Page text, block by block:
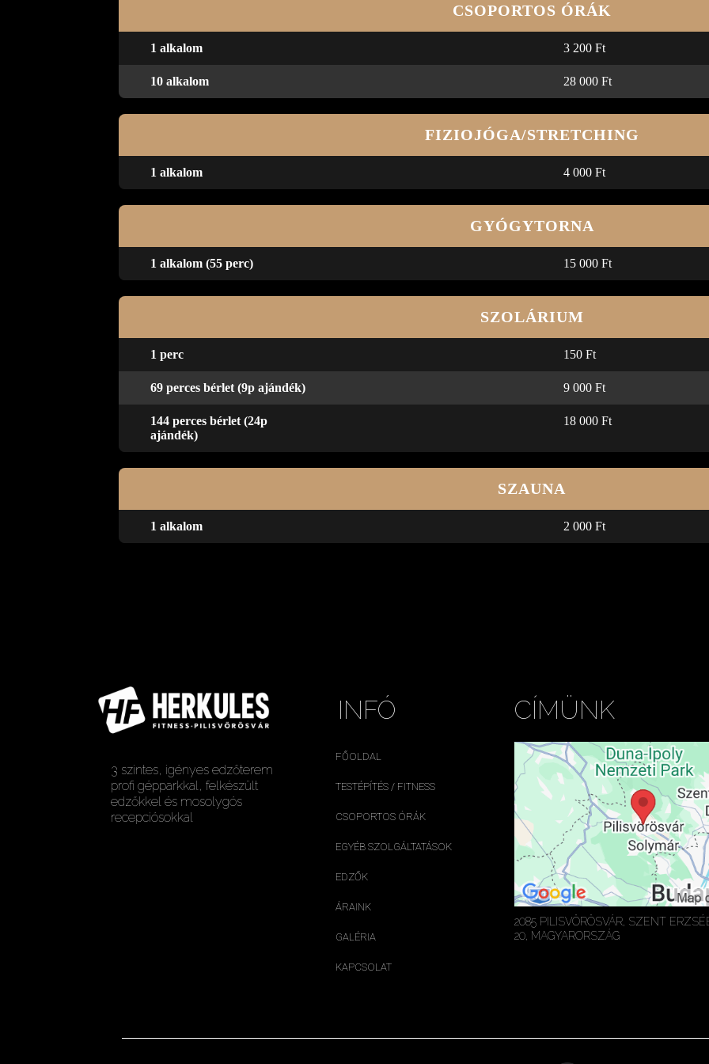
CSOPORTOS ÓRÁK
1 alkalom 3 200 Ft
10 alkalom 28 000 Ft
FIZIOJÓGA/STRETCHING
1 alkalom 4 000 Ft
GYÓGYTORNA
1 alkalom (55 perc) 15 000 Ft
SZOLÁRIUM
1 perc 150 Ft
69 perces bérlet (9p ajándék) 9 000 Ft
144 perces bérlet (24p
ajándék)
18 000 Ft
SZAUNA
1 alkalom 2 000 Ft
3 szintes, igényes edzőterem
profi gépparkkal, felkészült
edzőkkel és mosolygós
recepciósokkal
INFÓ
FŐOLDAL
TESTÉPÍTÉS / FITNESS
CSOPORTOS ÓRÁK
EGYÉB SZOLGÁLTATÁSOK
EDZŐK
ÁRAINK
GALÉRIA
KAPCSOLAT
CÍMÜNK
2085 PILISVÖRÖSVÁR, SZENT
20, MAGYARORSZÁG